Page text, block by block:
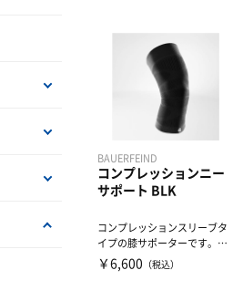
BAUERFEIND
コンプレッションニー
サポート BLK
コンプレッションスリーブタ
イプの膝サポーターです。膝
関節周辺部のコンプレッショ
￥6,600 （税込）